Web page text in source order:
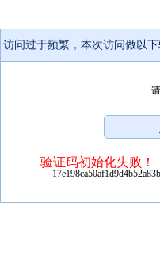
访问过于频繁，本次访问做以下
验证码初始化失败！